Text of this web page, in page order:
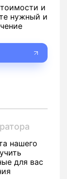
и
нужный и
нашего
для вас